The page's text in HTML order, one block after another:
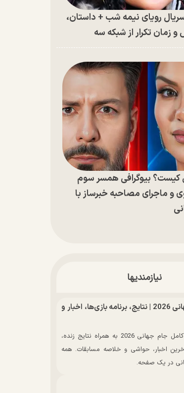
سریال رویای نیمه شب + داستان،
تکرار از شبکه سه
کیست؟ بیوگرافی همسر سوم
و ماجرای مصاحبه خبرساز با
نیازمندیها
جدول جام جهانی 2026 | نتایج، برنامه بازی‌ها، اخبار و
مشاهده جدول کامل جام جهانی 2026 به همراه نتایج زنده،
آخرین اخبار، حواشی و خلاصه مسابقات. همه
در یک صفحه.